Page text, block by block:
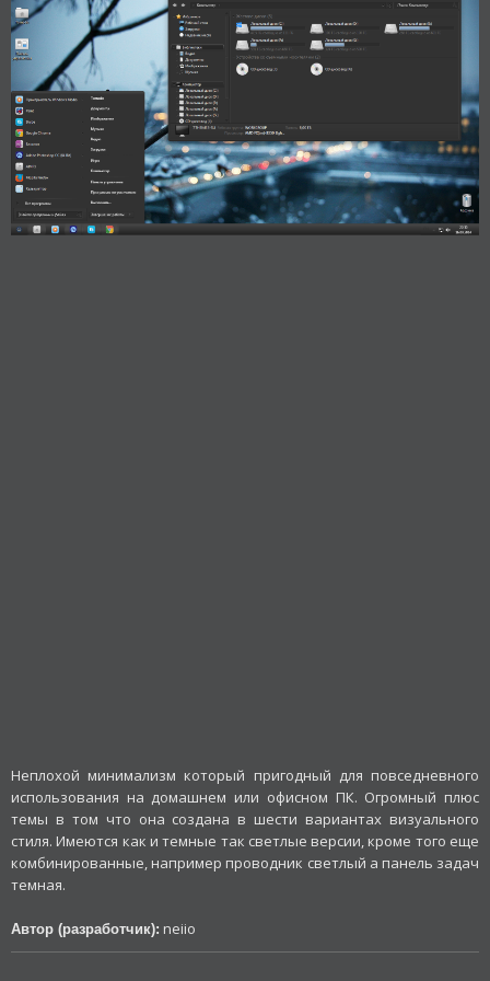
Неплохой минимализм который пригодный для повседневного
использования на домашнем или офисном ПК. Огромный плюс
темы в том что она создана в шести вариантах визуального
стиля. Имеются как и темные так светлые версии, кроме того еще
комбинированные, например проводник светлый а панель задач
темная.
Автор (разработчик): neiio